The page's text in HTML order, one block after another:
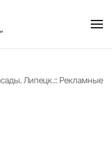
Липецк.:: Рекламные